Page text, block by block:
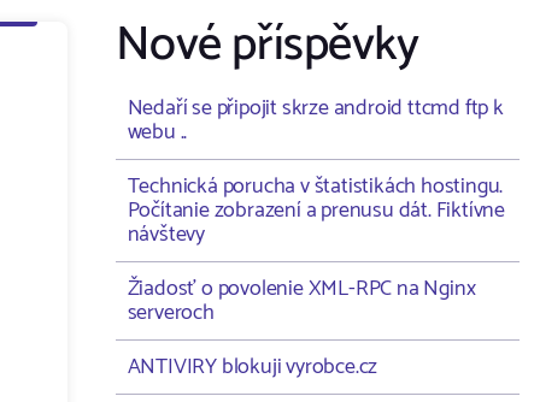
Nové příspěvky
Nedaří se připojit skrze android ttcmd ftp k
webu ..
Technická porucha v štatistikách hostingu.
Počítanie zobrazení a prenusu dát. Fiktívne
návštevy
Žiadosť o povolenie XML-RPC na Nginx
serveroch
ANTIVIRY blokuji vyrobce.cz